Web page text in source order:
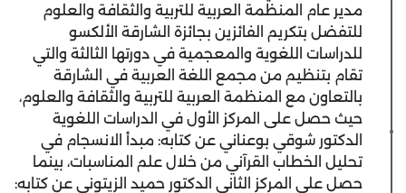
مدير عام المنظمة العربية للتربية والثقافة والعلوم
للتفضل بتكريم الفائزين بجائزة الشارقة الألكسو
للدراسات اللغوية والمعجمية في دورتها الثالثة والتي
تقام بتنظيم من مجمع اللغة العربية في الشارقة
بالتعاون مع المنظمة العربية للتربية والثقافة والعلوم،
حيث حصل على المركز الأول في الدراسات اللغوية
الدكتور شوقي بوعناني عن كتابه: مبدأ الانسجام في
تحليل الخطاب القرآني من خلال علم المناسبات، بينما
حصل على المركز الثاني الدكتور حميد الزيتوني عن كتابه: